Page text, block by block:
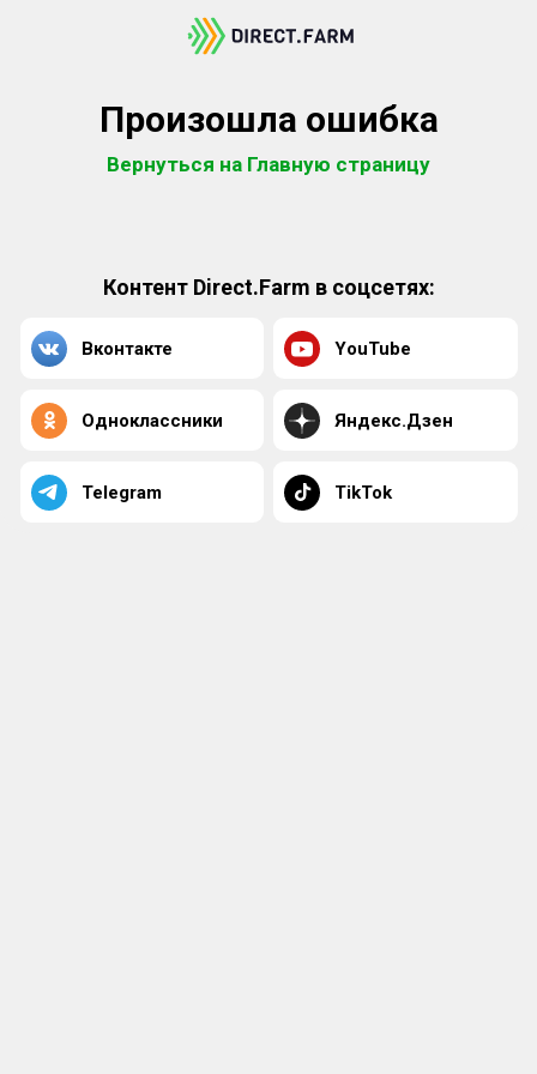
Произошла ошибка
Вернуться на Главную страницу
Контент Direct.Farm в соцсетях:
Вконтакте YouTube
Одноклассники Яндекс.Дзен
Telegram TikTok